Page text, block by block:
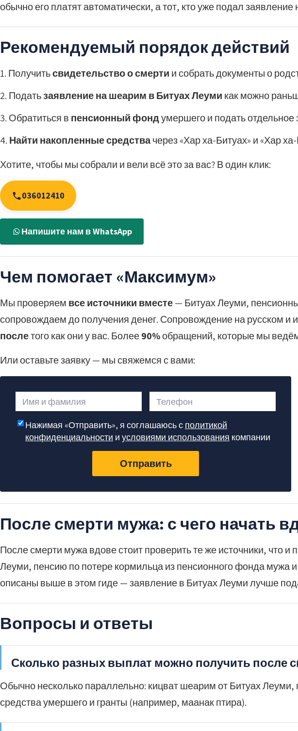
обычно его платят автоматически, а тот, кто уже подал
Рекомендуемый порядок действий
Получитьсвидетельство о смерти и собрать документы о
Податьзаявление на шеарим в Битуах Леуми как можно
Обратиться в пенсионный фондумершего и подать
Найти накопленные средствачерез «Хар ха-Битуах» и «Хар
Хотите, чтобы мы собрали и вели всё это за вас? В один клик:
036012410
Напишите нам в WhatsApp
Чем помогает «Максимум»
Мы проверяем все источники вместе— Битуах Леуми,
сопровождаем до получения денег. Сопровождение на русском и
послетого как они у вас. Более90%обращений, которые мы
Или оставьте заявку — мы свяжемся с вами:
Имя и фамилия Телефон
Нажимая «Отправить», я соглашаюсь с политикой
конфиденциальности и условиями использования компании
Отправить
После смерти мужа: с чего начать
После смерти мужа вдове стоит проверить те же источники, что и
Леуми, пенсию по потере кормильца из пенсионного фонда мужа
описаны выше в этом гиде — заявление в Битуах Леуми лучше
Вопросы и ответы
Сколько разных выплат можно получить после
Обычно несколько параллельно: кицват шеарим от Битуах
средства умершего и гранты (например, маанак птира).